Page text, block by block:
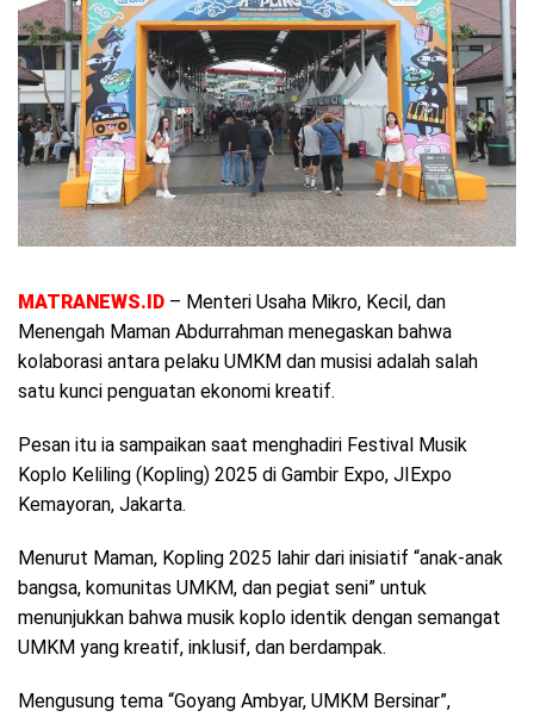
MATRANEWS.ID – Menteri Usaha Mikro, Kecil, dan
Menengah Maman Abdurrahman menegaskan bahwa
kolaborasi antara pelaku UMKM dan musisi adalah salah
satu kunci penguatan ekonomi kreatif.
Pesan itu ia sampaikan saat menghadiri Festival Musik
Koplo Keliling (Kopling) 2025 di Gambir Expo, JIExpo
Kemayoran, Jakarta.
Menurut Maman, Kopling 2025 lahir dari inisiatif “anak-anak
bangsa, komunitas UMKM, dan pegiat seni” untuk
menunjukkan bahwa musik koplo identik dengan semangat
UMKM yang kreatif, inklusif, dan berdampak.
Mengusung tema “Goyang Ambyar, UMKM Bersinar”,